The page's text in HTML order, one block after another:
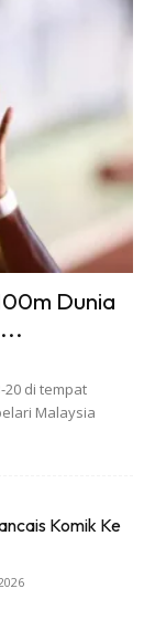
agar
warisan
dari segi seni
simbolik
benang
ia
Dunia
20 di tempat
Malaysia
Komik Ke